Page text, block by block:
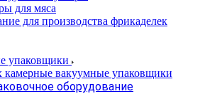
для мяса
для производства фрикаделек
упаковщики
камерные вакуумные упаковщики
оборудование